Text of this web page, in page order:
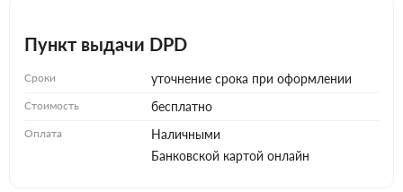
Пункт выдачи DPD
Сроки уточнение срока при оформлении
Стоимость бесплатно
Оплата
Наличными
Банковской картой онлайн